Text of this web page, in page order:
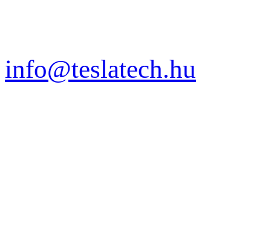
info@teslatech.hu